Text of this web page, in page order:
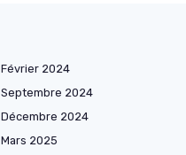
Février 2024
Septembre 2024
Décembre 2024
Mars 2025